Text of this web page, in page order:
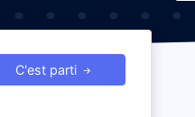
C'est parti